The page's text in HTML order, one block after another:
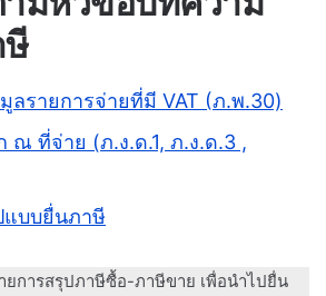
ลรายการจ่ายที่มี VAT (ภ.พ.30)
ณ ที่จ่าย (ภ.ง.ด.1, ภ.ง.ด.3 ,
แบบยื่นภาษี
ยการสรุปภาษีซื้อ-ภาษีขาย เพื่อนำไปยื่น